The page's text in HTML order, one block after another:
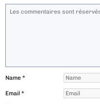
Name*
Email*